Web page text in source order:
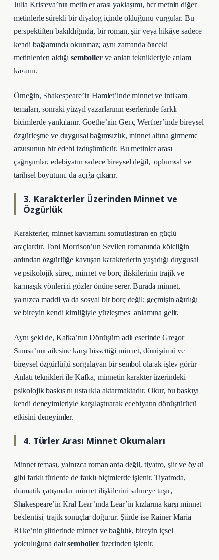
Julia Kristeva’nın metinler arası yaklaşımı, her metnin diğer
metinlerle sürekli bir diyalog içinde olduğunu vurgular. Bu
perspektiften bakıldığında, bir roman, şiir veya hikâye sadece
kendi bağlamında okunmaz; aynı zamanda önceki
metinlerden aldığı semboller ve anlatı teknikleriyle anlam
kazanır.
Örneğin, Shakespeare’in Hamlet’inde minnet ve intikam
temaları, sonraki yüzyıl yazarlarının eserlerinde farklı
biçimlerde yankılanır. Goethe’nin Genç Werther’inde bireysel
özgürleşme ve duygusal bağımsızlık, minnet altına girmeme
arzusunun bir edebi izdüşümüdür. Bu metinler arası
çağrışımlar, edebiyatın sadece bireysel değil, toplumsal ve
tarihsel boyutunu da açığa çıkarır.
3. Karakterler Üzerinden Minnet ve
Özgürlük
Karakterler, minnet kavramını somutlaştıran en güçlü
araçlardır. Toni Morrison’un Sevilen romanında köleliğin
ardından özgürlüğe kavuşan karakterlerin yaşadığı duygusal
ve psikolojik süreç, minnet ve borç ilişkilerinin trajik ve
karmaşık yönlerini gözler önüne serer. Burada minnet,
yalnızca maddi ya da sosyal bir borç değil; geçmişin ağırlığı
ve bireyin kendi kimliğiyle yüzleşmesi anlamına gelir.
Aynı şekilde, Kafka’nın Dönüşüm adlı eserinde Gregor
Samsa’nın ailesine karşı hissettiği minnet, dönüşümü ve
bireysel özgürlüğü sorgulayan bir sembol olarak işlev görür.
Anlatı teknikleri ile Kafka, minnetin karakter üzerindeki
psikolojik baskısını ustalıkla aktarmaktadır. Okur, bu baskıyı
kendi deneyimleriyle karşılaştırarak edebiyatın dönüştürücü
etkisini deneyimler.
4. Türler Arası Minnet Okumaları
Minnet teması, yalnızca romanlarda değil, tiyatro, şiir ve öykü
gibi farklı türlerde de farklı biçimlerde işlenir. Tiyatroda,
dramatik çatışmalar minnet ilişkilerini sahneye taşır;
Shakespeare’in Kral Lear’ında Lear’in kızlarına karşı minnet
beklentisi, trajik sonuçlar doğurur. Şiirde ise Rainer Maria
Rilke’nin şiirlerinde minnet ve bağlılık, bireyin içsel
yolculuğuna dairsemboller üzerinden işlenir.